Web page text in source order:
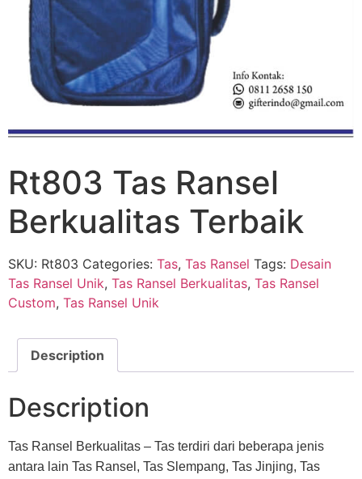
Rt803 Tas Ransel
Berkualitas Terbaik
SKU: Rt803 Categories: Tas, Tas Ransel Tags: Desain
Tas Ransel Unik, Tas Ransel Berkualitas, Tas Ransel
Custom, Tas Ransel Unik
Description
Description
Tas Ransel Berkualitas – Tas terdiri dari beberapa jenis
antara lain Tas Ransel, Tas Slempang, Tas Jinjing, Tas